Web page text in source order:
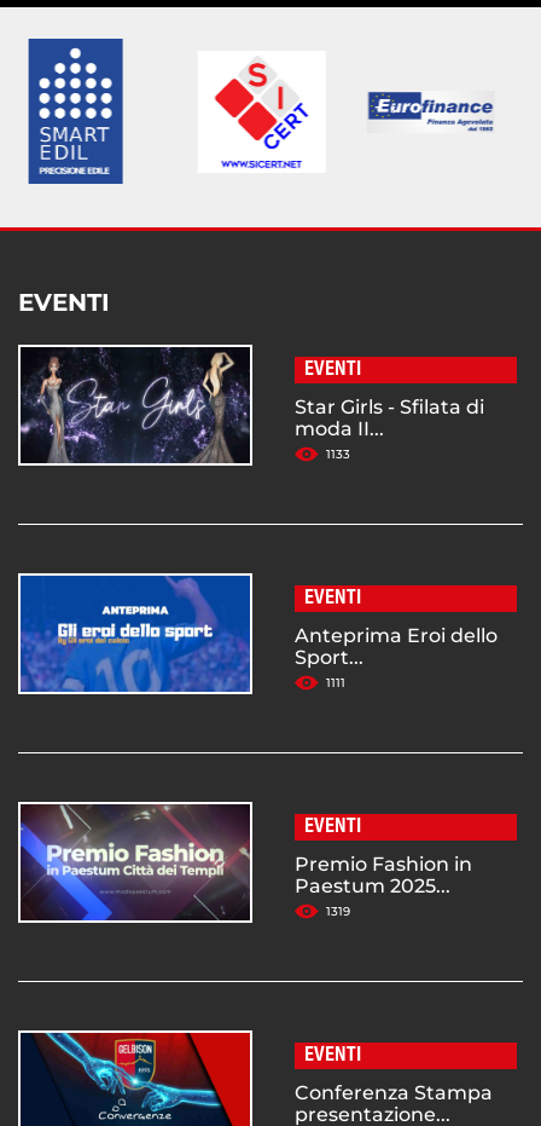
EVENTI
EVENTI
Star Girls - Sfilata di
moda II...
1133
EVENTI
Anteprima Eroi dello
Sport...
1111
EVENTI
Premio Fashion in
Paestum 2025...
1319
EVENTI
Conferenza Stampa
presentazione...